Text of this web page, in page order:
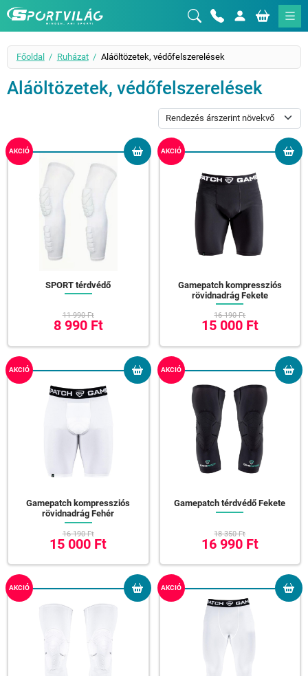
Sportvilág
Főoldal Ruházat Aláöltözetek, védőfelszerelések
Aláöltözetek, védőfelszerelések
AKCIÓ
SPORT térdvédő
11 990 Ft
8 990 Ft
AKCIÓ
Gamepatch kompressziós
rövidnadrág Fekete
16 190 Ft
15 000 Ft
AKCIÓ
Gamepatch kompressziós
rövidnadrág Fehér
16 190 Ft
15 000 Ft
AKCIÓ
Gamepatch térdvédő Fekete
18 350 Ft
16 990 Ft
AKCIÓ AKCIÓ